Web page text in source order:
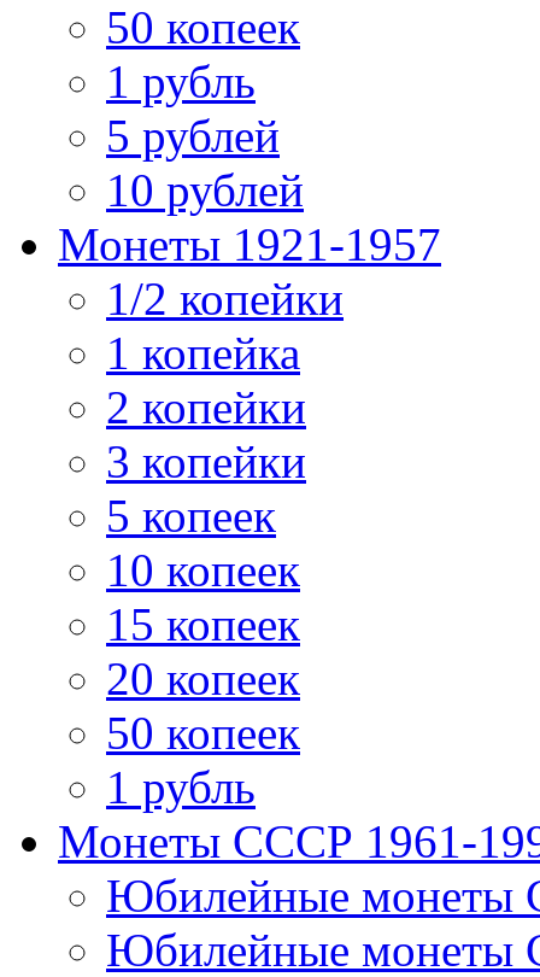
50 копеек
1 рубль
5 рублей
10 рублей
Монеты 1921-1957
1/2 копейки
1 копейка
2 копейки
3 копейки
5 копеек
10 копеек
15 копеек
20 копеек
50 копеек
1 рубль
Монеты СССР 1961-
Юбилейные монеты
Юбилейные